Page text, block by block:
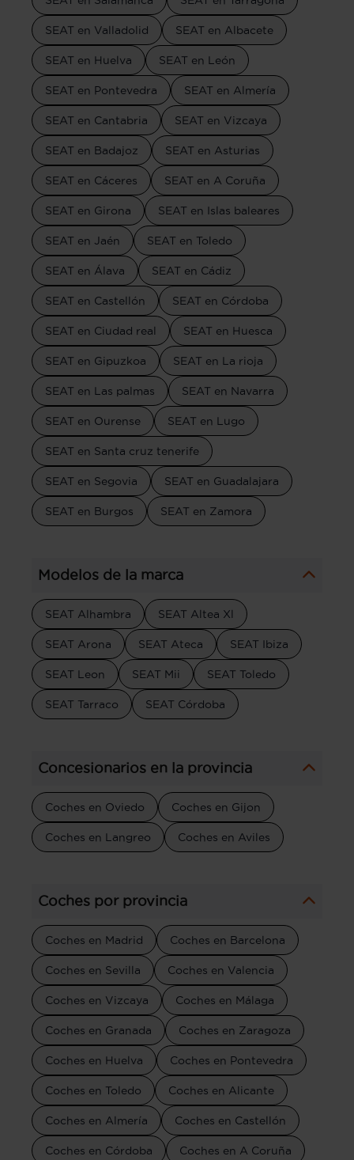
SEAT en Valladolid SEAT en Albacete
SEAT en Huelva SEAT en León
SEAT en Pontevedra SEAT en Almería
SEAT en Cantabria SEAT en Vizcaya
SEAT en Badajoz SEAT en Asturias
SEAT en Cáceres SEAT en A Coruña
SEAT en Girona SEAT en Islas baleares
SEAT en Jaén SEAT en Toledo
SEAT en Álava SEAT en Cádiz
SEAT en Castellón SEAT en Córdoba
SEAT en Ciudad real SEAT en Huesca
SEAT en Gipuzkoa SEAT en La rioja
SEAT en Las palmas SEAT en Navarra
SEAT en Ourense SEAT en Lugo
SEAT en Santa cruz tenerife
SEAT en Segovia SEAT en Guadalajara
SEAT en Burgos SEAT en Zamora
Modelos de la marca
SEAT Alhambra SEAT Altea Xl
SEAT Arona SEAT Ateca SEAT Ibiza
SEAT Leon SEAT Mii SEAT Toledo
SEAT Tarraco SEAT Córdoba
Concesionarios en la provincia
Coches en Oviedo Coches en Gijon
Coches en Langreo Coches en Aviles
Coches por provincia
Coches en Madrid Coches en Barcelona
Coches en Sevilla Coches en Valencia
Coches en Vizcaya Coches en Málaga
Coches en Granada Coches en Zaragoza
Coches en Huelva Coches en Pontevedra
Coches en Toledo Coches en Alicante
Coches en Almería Coches en Castellón
Coches en Córdoba Coches en A Coruña